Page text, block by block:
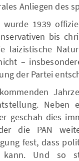
Anliegen des
wurde 1939
bis
laizistische
–
der Partei
g.
geschah dies
die PAN
fest, dass
kan n. Und so